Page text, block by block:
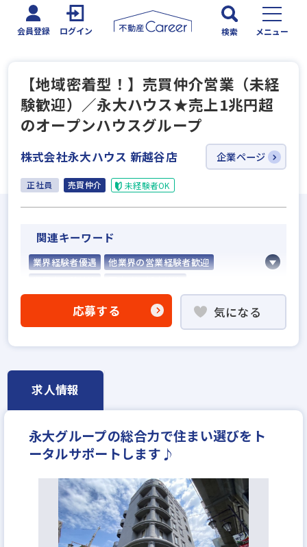
会員登録 ログイン 検索 メニュー
【地域密着型！】売買仲介営業（未経
験歓迎）／永大ハウス★売上1兆円超
のオープンハウスグループ
株式会社永大ハウス 新越谷店 企業ページ
正社員 売買仲介 未経験者OK
関連キーワード
業界経験者優遇
他業界の営業経験者歓迎
英語・中国語を活かせる
宅建取引士歓迎
応募する 気になる
求人情報
永大グループの総合力で住まい選びをト
ータルサポートします♪